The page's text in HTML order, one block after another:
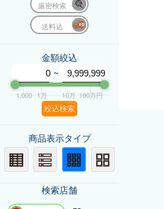
厳密検索
送料込
金額絞込
~
1,000 1万 10万 100万円
絞込検索
商品表示タイプ
検索店舗